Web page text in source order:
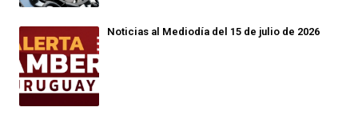
Noticias al Mediodía del 15 de julio de 2026